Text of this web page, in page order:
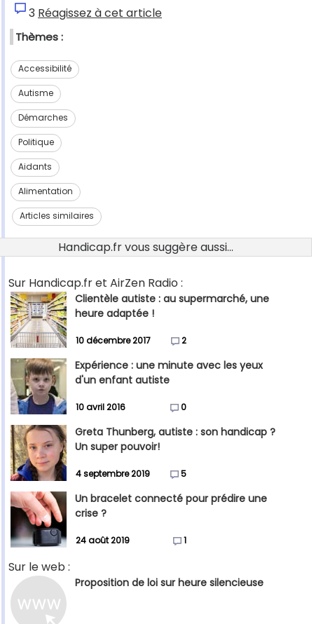
3 Réagissez à cet article
Thèmes :
Accessibilité
Autisme
Démarches
Politique
Aidants
Alimentation
Articles similaires
Handicap.fr vous suggère aussi...
Sur Handicap.fr et AirZen Radio :
Clientèle autiste : au supermarché, une
heure adaptée !
10 décembre 2017 2
Expérience : une minute avec les yeux
d'un enfant autiste
10 avril 2016 0
Greta Thunberg, autiste : son handicap ?
Un super pouvoir!
4 septembre 2019 5
Un bracelet connecté pour prédire une
crise ?
24 août 2019 1
Sur le web :
Proposition de loi sur heure silencieuse